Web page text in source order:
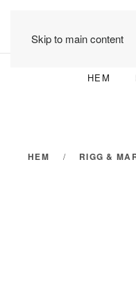
Skip to main content
HEM
HEM RIGG &